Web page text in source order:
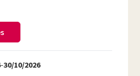
-30/10/2026